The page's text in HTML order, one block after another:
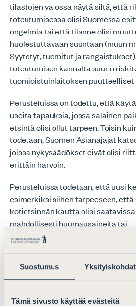
Suostumus Yksityiskohdat
Tämä sivusto käyttää evästeitä
tilastojen valossa näytä siltä, että
toteutumisessa olisi Suomessa
ongelmia tai että tilanne olisi
huolestuttavaan suuntaan (muun
Syytetyt, tuomitut ja
toteutumisen kannalta suurin
tuomioistuinlaitoksen puutteelliset
Perusteluissa on todettu, että
useita tapauksia, jossa salainen
etsintä olisi ollut tarpeen. Toisin
todetaan, Suomen Asianajajat
joissa nykysäädökset eivät olisi
erittäin harvoin.
Perusteluissa todetaan, että uusi
esimerkiksi siihen tarpeeseen, että
kotietsinnän kautta olisi
mahdollisesti huumausaineita tai
rikoksentekosuunnitelmia ja
kryptovaluuttalompakoiden
kirjallisten
arkistoitaisiin kotirauhan piiriin